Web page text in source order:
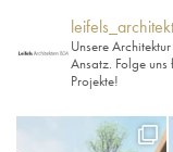
Unsere
Ansatz. Folge
Projekte!